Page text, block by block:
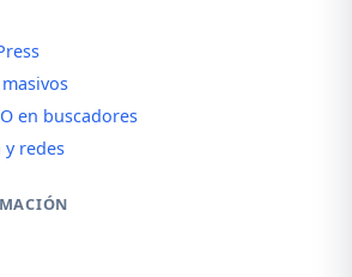
en buscadores
y redes